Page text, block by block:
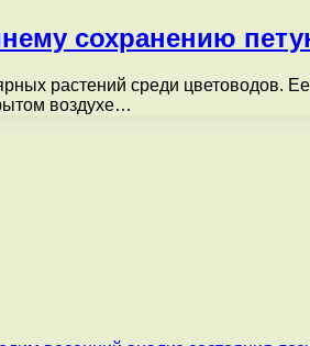
сохранению
растений среди цветоводов.
воздухе…